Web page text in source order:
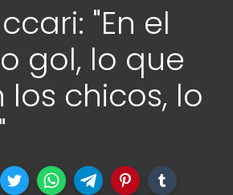
"En el
gol, lo que
los chicos, lo